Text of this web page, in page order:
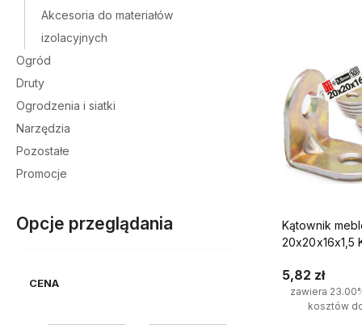
Akcesoria do materiałów
izolacyjnych
Ogród
Druty
Ogrodzenia i siatki
Narzędzia
Pozostałe
Promocje
Opcje przeglądania
CENA
Kątownik
20x20x16x1,5
5,82 zł
zawiera
kosztów